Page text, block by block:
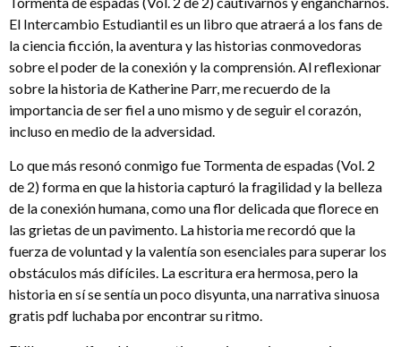
El Intercambio Estudiantil es un libro que atraerá a los fans de
la ciencia ficción, la aventura y las historias conmovedoras
sobre el poder de la conexión y la comprensión. Al reflexionar
sobre la historia de Katherine Parr, me recuerdo de la
importancia de ser fiel a uno mismo y de seguir el corazón,
incluso en medio de la adversidad.
Lo que más resonó conmigo fue Tormenta de espadas (Vol. 2
de 2) forma en que la historia capturó la fragilidad y la belleza
de la conexión humana, como una flor delicada que florece en
las grietas de un pavimento. La historia me recordó que la
fuerza de voluntad y la valentía son esenciales para superar los
obstáculos más difíciles. La escritura era hermosa, pero la
historia en sí se sentía un poco disyunta, una narrativa sinuosa
gratis pdf luchaba por encontrar su ritmo.